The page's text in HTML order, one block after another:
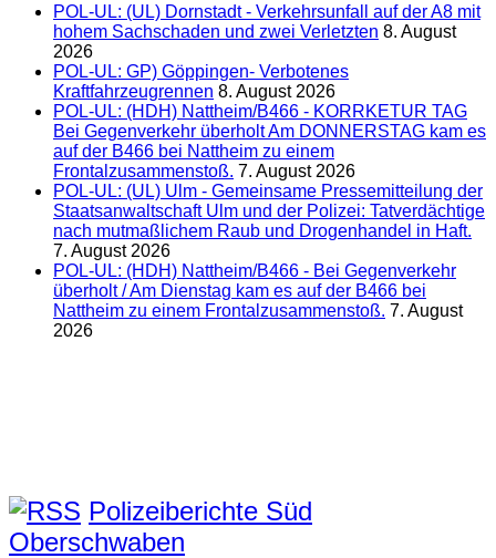
POL-UL: (UL) Dornstadt - Verkehrsunfall auf der A8 mit
hohem Sachschaden und zwei Verletzten 8. August
2026
POL-UL: GP) Göppingen- Verbotenes
Kraftfahrzeugrennen 8. August 2026
POL-UL: (HDH) Nattheim/B466 - KORRKETUR TAG
Bei Gegenverkehr überholt Am DONNERSTAG kam es
auf der B466 bei Nattheim zu einem
Frontalzusammenstoß. 7. August 2026
POL-UL: (UL) Ulm - Gemeinsame Pressemitteilung der
Staatsanwaltschaft Ulm und der Polizei: Tatverdächtige
nach mutmaßlichem Raub und Drogenhandel in Haft.
7. August 2026
POL-UL: (HDH) Nattheim/B466 - Bei Gegenverkehr
überholt / Am Dienstag kam es auf der B466 bei
Nattheim zu einem Frontalzusammenstoß. 7. August
2026
Polizeiberichte Süd
Oberschwaben